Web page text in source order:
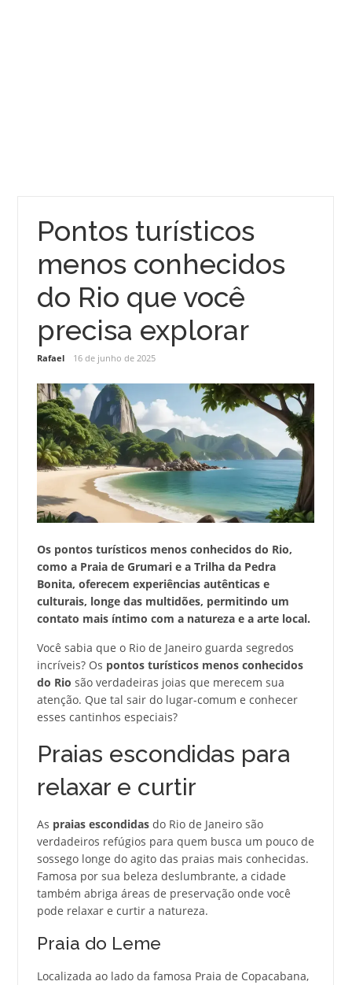
Pontos turísticos
menos conhecidos
do Rio que você
precisa explorar
Rafael 16 de junho de 2025
Os pontos turísticos menos conhecidos do Rio,
como a Praia de Grumari e a Trilha da Pedra
Bonita, oferecem experiências autênticas e
culturais, longe das multidões, permitindo um
contato mais íntimo com a natureza e a arte local.
Você sabia que o Rio de Janeiro guarda segredos
incríveis? Os pontos turísticos menos conhecidos
do Rio são verdadeiras joias que merecem sua
atenção. Que tal sair do lugar-comum e conhecer
esses cantinhos especiais?
Praias escondidas para
relaxar e curtir
As praias escondidasdo Rio de Janeiro são
verdadeiros refúgios para quem busca um pouco de
sossego longe do agito das praias mais conhecidas.
Famosa por sua beleza deslumbrante, a cidade
também abriga áreas de preservação onde você
pode relaxar e curtir a natureza.
Praia do Leme
Localizada ao lado da famosa Praia de Copacabana,